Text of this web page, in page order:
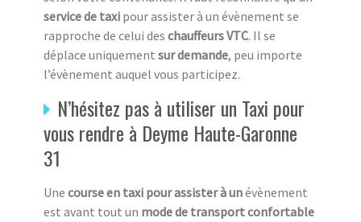
service de taxi pour assister à un évènement se
rapproche de celui des chauffeurs VTC. Il se
déplace uniquement sur demande, peu importe
l’évènement auquel vous participez.
N’hésitez pas à utiliser un Taxi pour
vous rendre à Deyme Haute-Garonne
31
Une course en taxi pour assister à unévènement
est avant tout un mode de transport confortable